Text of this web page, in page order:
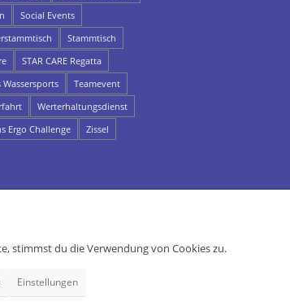
Social Events
Stammtisch
STAR CARE Regatta
Wassersports
Teamevent
Werterhaltungsdienst
Ergo Challenge
Zissel
stimmst du die Verwendung von Cookies zu.
Einstellungen